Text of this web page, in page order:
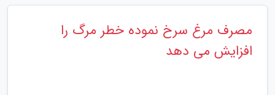
مصرف مرغ سرخ نموده خطر مرگ را
افزایش می دهد